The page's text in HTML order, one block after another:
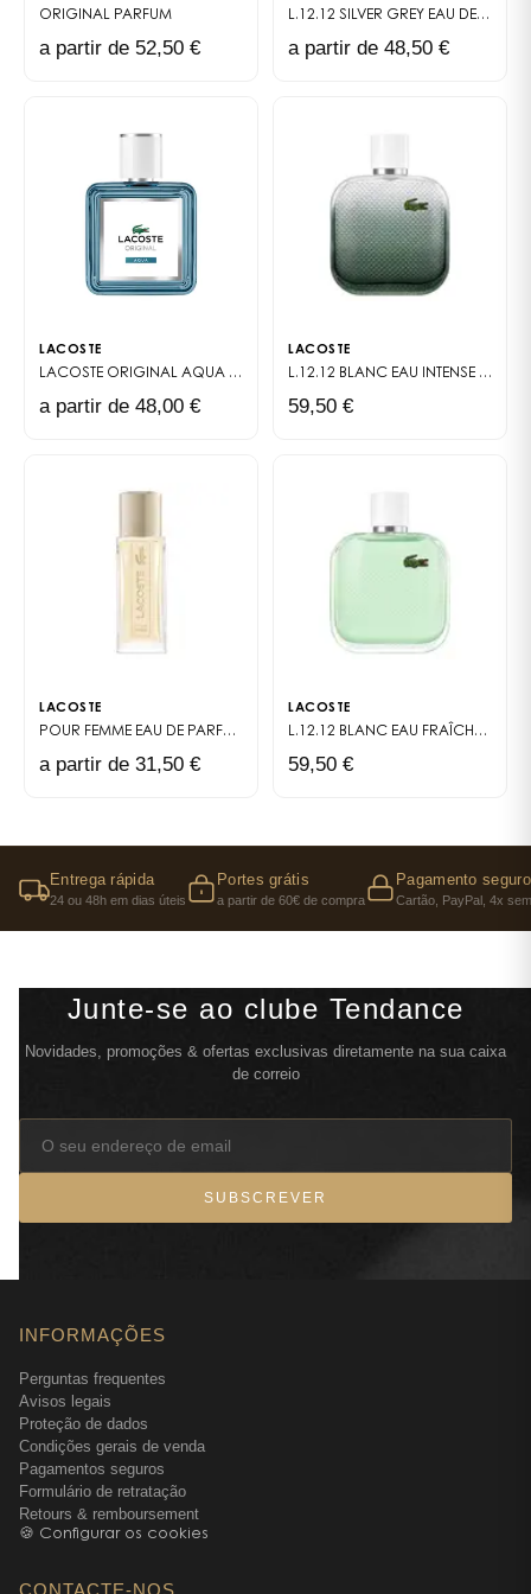
ORIGINAL PARFUM
a partir de 52,50 €
L.12.12 SILVER GREY EAU DE PARFUM
a partir de 48,50 €
LACOSTE
LACOSTE ORIGINAL AQUA EAU DE PARFUM
a partir de 48,00 €
LACOSTE
L.12.12 BLANC EAU INTENSE EAU DE
59,50 €
LACOSTE
POUR FEMME EAU DE PARFUM
a partir de 31,50 €
LACOSTE
L.12.12 BLANC EAU FRAÎCHEEAU
59,50 €
Entrega rápida
24 ou 48h em dias úteis
Portes grátis
a partir de 60€ de compra
Pagamento seguro
Cartão, PayPal, 4x
Junte-se ao clube Tendance
Novidades, promoções & ofertas exclusivas diretamente na sua caixa
de correio
SUBSCREVER
INFORMAÇÕES
Perguntas frequentes
Avisos legais
Proteção de dados
Condições gerais de venda
Pagamentos seguros
Formulário de retratação
Retours & remboursement
🍪 Configurar os cookies
CONTACTE-NOS